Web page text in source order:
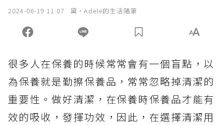
2024-06-19 11:07 黛•Adele的生活隨筆
很多人在保養的時候常常會有一個盲點，以
為保養就是勤擦保養品，常常忽略掉清潔的
重要性。做好清潔，在保養時保養品才能有
效的吸收，發揮功效，因此，在選擇清潔用